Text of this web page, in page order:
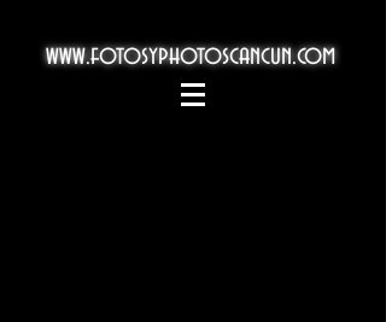
www.fotosyphotoscancun.com